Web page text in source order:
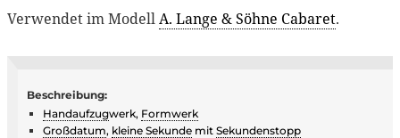
Verwendet im ModellA. Lange & Söhne Cabaret.
Beschreibung:
Handaufzugwerk, Formwerk
Großdatum, kleine Sekunde mit Sekundenstopp